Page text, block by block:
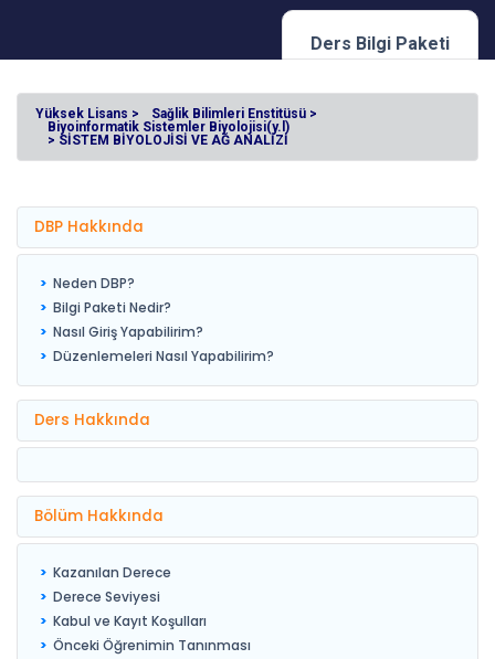
Ders Bilgi Paketi
Yüksek Lisans >
Sağlik Bilimleri Enstitüsü >
Biyoinformatik Sistemler Biyolojisi(y.l)
> SİSTEM BİYOLOJİSİ VE AĞ ANALİZİ
DBP Hakkında
Neden DBP?
Bilgi Paketi Nedir?
Nasıl Giriş Yapabilirim?
Düzenlemeleri Nasıl Yapabilirim?
Ders Hakkında
Bölüm Hakkında
Kazanılan Derece
Derece Seviyesi
Kabul ve Kayıt Koşulları
Önceki Öğrenimin Tanınması